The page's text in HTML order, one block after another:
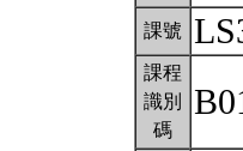
課號
課程
識別
碼